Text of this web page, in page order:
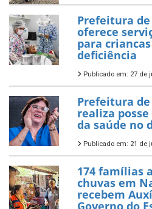
Prefeitura
oferece
para
deficiência
Publicado em: 27 de
Prefeitura
realiza
da saúde no
Publicado em: 21 de
174 famílias
chuvas em
recebem
Governo do